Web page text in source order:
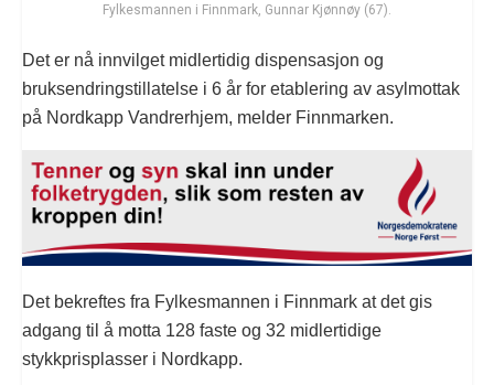
Fylkesmannen i Finnmark, Gunnar Kjønnøy (67).
Det er nå innvilget midlertidig dispensasjon og
bruksendringstillatelse i 6 år for etablering av asylmottak
på Nordkapp Vandrerhjem, melder Finnmarken.
Det bekreftes fra Fylkesmannen i Finnmark at det gis
adgang til å motta 128 faste og 32 midlertidige
stykkprisplasser i Nordkapp.